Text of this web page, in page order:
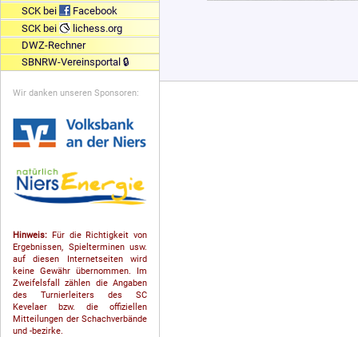
SCK bei
Facebook
SCK bei
lichess.org
DWZ-Rechner
SBNRW-Vereinsportal 🔒
Wir danken unseren Sponsoren:
Hinweis: Für die Richtigkeit von
Ergebnissen, Spielterminen usw.
auf diesen Internetseiten wird
keine Gewähr übernommen. Im
Zweifelsfall zählen die Angaben
des Turnierleiters des SC
Kevelaer bzw. die offiziellen
Mitteilungen der Schach­ver­bände
und -bezirke.